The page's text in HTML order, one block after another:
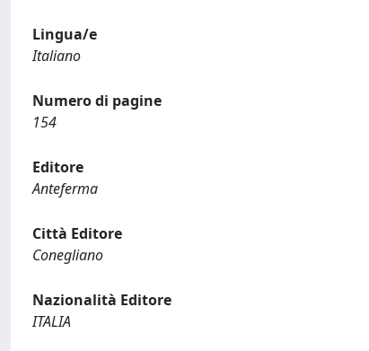
Lingua/e
Italiano
Numero di pagine
154
Editore
Anteferma
Città Editore
Conegliano
Nazionalità Editore
ITALIA